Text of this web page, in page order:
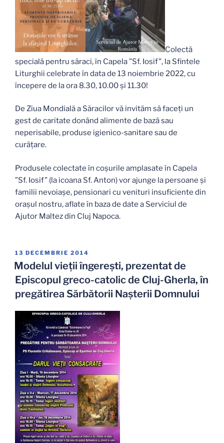
Colectă
specială pentru săraci, în Capela ”Sf. Iosif”, la Sfintele
Liturghii celebrate în data de 13 noiembrie 2022, cu
începere de la ora 8.30, 10.00 și 11.30!
De Ziua Mondială a Săracilor vă invităm să faceți un
gest de caritate donând alimente de bază sau
neperisabile, produse igienico-sanitare sau de
curățare.
Produsele colectate în coșurile amplasate în Capela
”Sf. Iosif” (la icoana Sf. Anton) vor ajunge la persoane și
familii nevoiașe, pensionari cu venituri insuficiente din
orașul nostru, aflate în baza de date a Serviciul de
Ajutor Maltez din Cluj Napoca.
PUBLICAT
PE
13 DECEMBRIE 2014
Modelul vieţii îngereşti, prezentat de
Episcopul greco-catolic de Cluj-Gherla, în
pregătirea Sărbătorii Naşterii Domnului